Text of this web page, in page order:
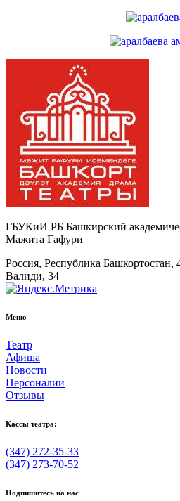
ГБУКиИ РБ Башкирский
Мажита Гафури
Россия, Республика Башкортостан,
Валиди, 34
Меню
Театр
Афиша
Новости
Персоналии
Отзывы
Кассы театра:
(347) 272-35-33
(347) 273-70-52
Подпишитесь на нас